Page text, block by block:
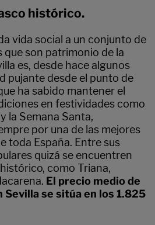
histórico.
vida social a un conjunto de
que son patrimonio de la
es, desde hace algunos
pujante desde el punto de
ha sabido mantener el
en festividades como
la Semana Santa,
por una de las mejores
toda España. Entre sus
quizá se encuentren
como Triana,
El precio medio de
Sevilla se sitúa en los 1.825